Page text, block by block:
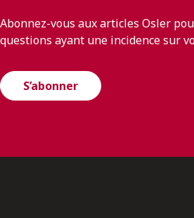
Abonnez-vous aux articles Osler
questions ayant une incidence sur
S’abonner